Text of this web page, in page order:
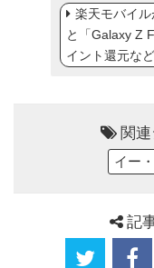
楽天モバイ
と「Galaxy Z
イント還元など
関
イー
記